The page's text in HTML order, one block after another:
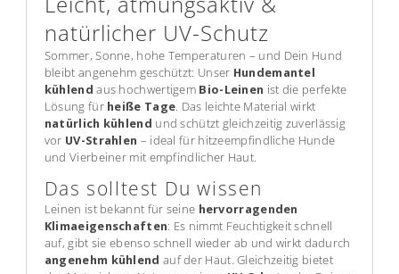
natürlicher UV-Schutz
Sommer, Sonne, hohe Temperaturen – und Dein Hund
bleibt angenehm geschützt: Unser Hundemantel
kühlend aus hochwertigem Bio-Leinen ist die perfekte
Lösung für heiße Tage. Das leichte Material wirkt
natürlich kühlend und schützt gleichzeitig zuverlässig
vor UV-Strahlen – ideal für hitzeempfindliche Hunde
und Vierbeiner mit empfindlicher Haut.
Das solltest Du wissen
Leinen ist bekannt für seine hervorragenden
Klimaeigenschaften: Es nimmt Feuchtigkeit schnell
auf, gibt sie ebenso schnell wieder ab und wirkt dadurch
angenehm kühlend auf der Haut. Gleichzeitig bietet